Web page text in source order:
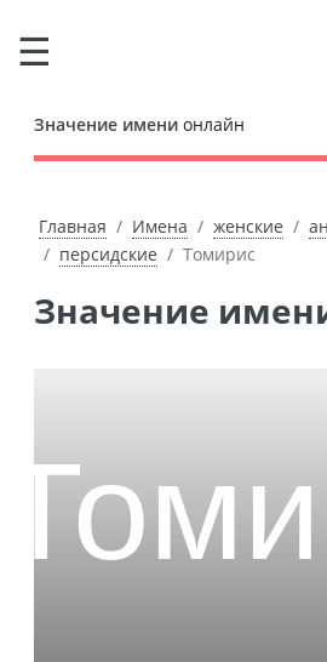
Значение имени онлайн
Главная Имена женские
персидские
Томирис
Значение